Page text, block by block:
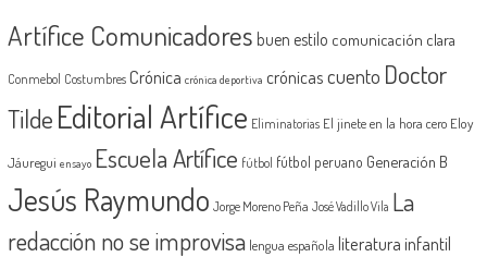
Artífice Comunicadores buen estilo comunicación clara
Conmebol Costumbres Crónica crónica deportiva crónicascuento Doctor
Tilde Editorial Artífice Eliminatorias El jinete en la hora cero Eloy
Jáuregui ensayo Escuela Artífice fútbol fútbol peruano Generación B
Jesús Raymundo Jorge Moreno Peña José Vadillo Vila La
redacción no se improvisa lengua española literatura infantil